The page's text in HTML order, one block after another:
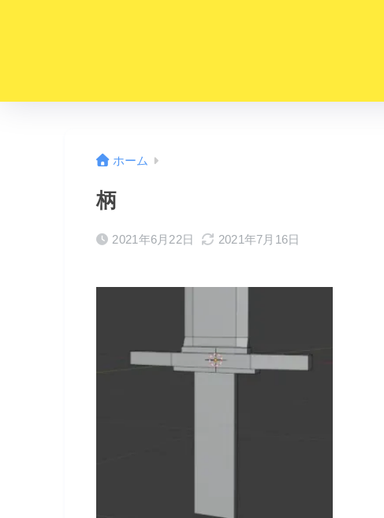
ホーム
柄
2021年6月22日 2021年7月16日